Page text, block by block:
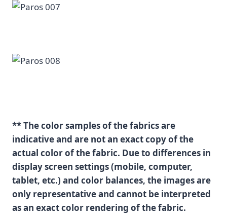
** The color samples of the fabrics are
indicative and are not an exact copy of the
actual color of the fabric. Due to differences in
display screen settings (mobile, computer,
tablet, etc.) and color balances, the images are
only representative and cannot be interpreted
as an exact color rendering of the fabric.